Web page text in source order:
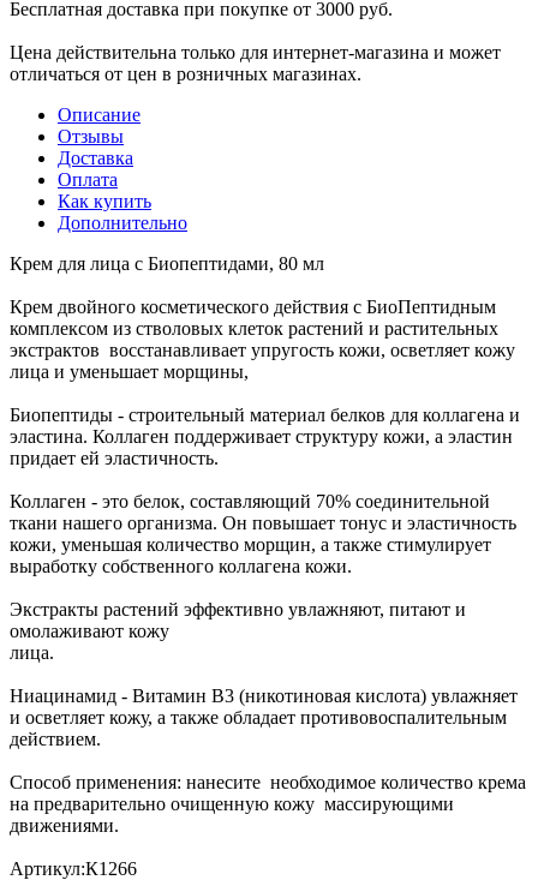
Бесплатная доставка при покупке от 3000 руб.
Цена действительна только для интернет-магазина и может
отличаться от цен в розничных магазинах.
Описание
Отзывы
Доставка
Оплата
Как купить
Дополнительно
Крем для лица с Биопептидами, 80 мл
Крем двойного косметического действия с БиоПептидным
комплексом из стволовых клеток растений и растительных
экстрактов восстанавливает упругость кожи, осветляет кожу
лица и уменьшает морщины,
Биопептиды - строительный материал белков для коллагена и
эластина. Коллаген поддерживает структуру кожи, а эластин
придает ей эластичность.
Коллаген - это белок, составляющий 70% соединительной
ткани нашего организма. Он повышает тонус и эластичность
кожи, уменьшая количество морщин, а также стимулирует
выработку собственного коллагена кожи.
Экстракты растений эффективно увлажняют, питают и
омолаживают кожу
лица.
Ниацинамид - Витамин В3 (никотиновая кислота) увлажняет
и осветляет кожу, а также обладает противовоспалительным
действием.
Способ применения: нанесите необходимое количество крема
на предварительно очищенную кожу массирующими
движениями.
Артикул:К1266